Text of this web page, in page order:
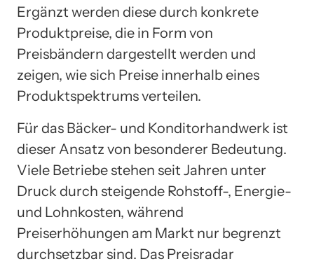
Ergänzt werden diese durch konkrete
Produktpreise, die in Form von
Preisbändern dargestellt werden und
zeigen, wie sich Preise innerhalb eines
Produktspektrums verteilen.
Für das Bäcker- und Konditorhandwerk ist
dieser Ansatz von besonderer Bedeutung.
Viele Betriebe stehen seit Jahren unter
Druck durch steigende Rohstoff-, Energie-
und Lohnkosten, während
Preiserhöhungen am Markt nur begrenzt
durchsetzbar sind. Das Preisradar